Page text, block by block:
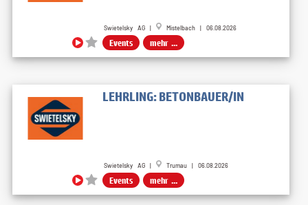
Swietelsky AG | Mistelbach | 06.08.2026
Events mehr ...
LEHRLING: BETONBAUER/IN
Swietelsky AG | Trumau | 06.08.2026
Events mehr ...